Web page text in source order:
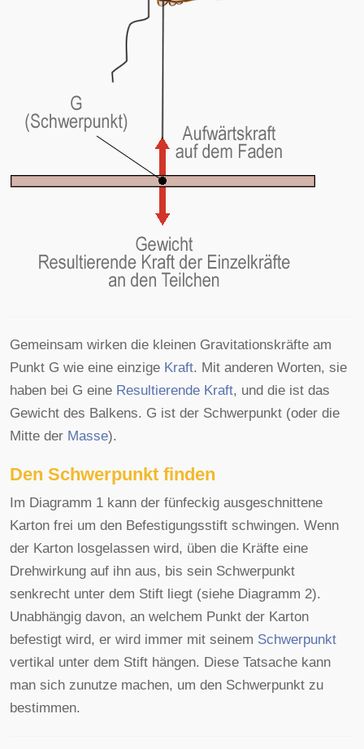
Gemeinsam wirken die kleinen Gravitationskräfte am
Punkt G wie eine einzige Kraft. Mit anderen Worten, sie
haben bei G eine Resultierende Kraft, und die ist das
Gewicht des Balkens. G ist der Schwerpunkt (oder die
Mitte der Masse).
Den Schwerpunkt finden
Im Diagramm 1 kann der fünfeckig ausgeschnittene
Karton frei um den Befestigungsstift schwingen. Wenn
der Karton losgelassen wird, üben die Kräfte eine
Drehwirkung auf ihn aus, bis sein Schwerpunkt
senkrecht unter dem Stift liegt (siehe Diagramm 2).
Unabhängig davon, an welchem Punkt der Karton
befestigt wird, er wird immer mit seinem Schwerpunkt
vertikal unter dem Stift hängen. Diese Tatsache kann
man sich zunutze machen, um den Schwerpunkt zu
bestimmen.